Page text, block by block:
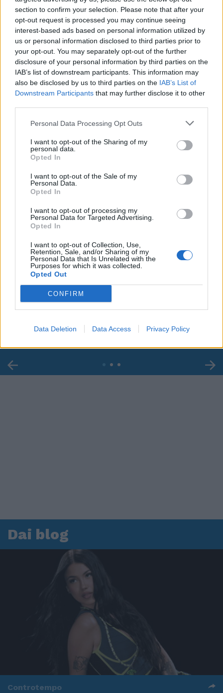
section to confirm your selection. Please note that after your
opt-out request is processed you may continue seeing
interest-based ads based on personal information utilized by
us or personal information disclosed to third parties prior to
your opt-out. You may separately opt-out of the further
disclosure of your personal information by third parties on the
IAB’s list of downstream participants. This information may
also be disclosed by us to third parties on the IAB’s List of
Downstream Participants that may further disclose it to other
Personal Data Processing Opt Outs
I want to opt-out of the Sharing of my
personal data.
Opted In
I want to opt-out of the Sale of my
Personal Data.
Opted In
I want to opt-out of processing my
Personal Data for Targeted Advertising.
Opted In
I want to opt-out of Collection, Use,
Retention, Sale, and/or Sharing of my
Personal Data that Is Unrelated with the
Purposes for which it was collected.
Opted Out
CONFIRM
Data Deletion Data Access Privacy Policy
00:00 01:16
Leonardo Maria Del Vecchio dall'ex compagna
Dai blog
Controtempo